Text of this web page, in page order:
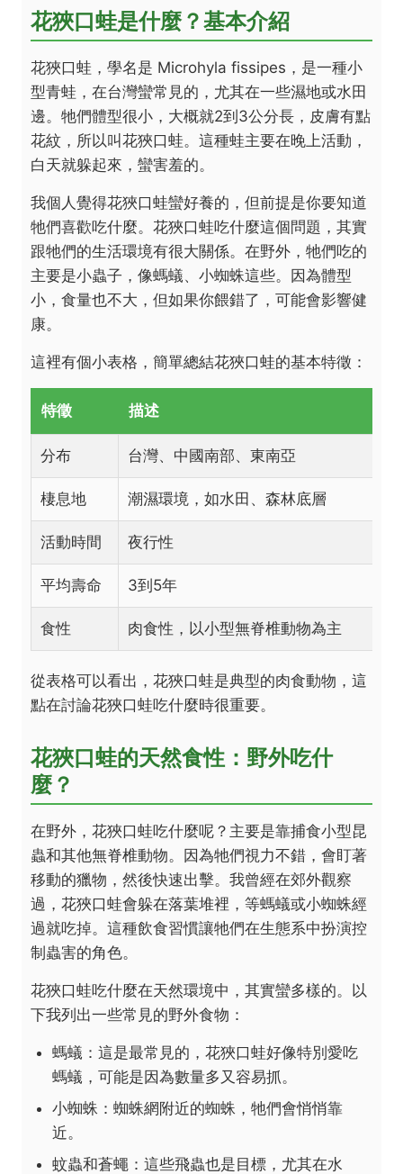
花狹口蛙是什麼？基本介紹
花狹口蛙，學名是 Microhyla fissipes，是一種小
型青蛙，在台灣蠻常見的，尤其在一些濕地或水田
邊。牠們體型很小，大概就2到3公分長，皮膚有點
花紋，所以叫花狹口蛙。這種蛙主要在晚上活動，
白天就躲起來，蠻害羞的。
我個人覺得花狹口蛙蠻好養的，但前提是你要知道
牠們喜歡吃什麼。花狹口蛙吃什麼這個問題，其實
跟牠們的生活環境有很大關係。在野外，牠們吃的
主要是小蟲子，像螞蟻、小蜘蛛這些。因為體型
小，食量也不大，但如果你餵錯了，可能會影響健
康。
這裡有個小表格，簡單總結花狹口蛙的基本特徵：
特徵 描述
分布 台灣、中國南部、東南亞
棲息地 潮濕環境，如水田、森林底層
活動時間 夜行性
平均壽命 3到5年
食性 肉食性，以小型無脊椎動物為主
從表格可以看出，花狹口蛙是典型的肉食動物，這
點在討論花狹口蛙吃什麼時很重要。
花狹口蛙的天然食性：野外吃什
麼？
在野外，花狹口蛙吃什麼呢？主要是靠捕食小型昆
蟲和其他無脊椎動物。因為牠們視力不錯，會盯著
移動的獵物，然後快速出擊。我曾經在郊外觀察
過，花狹口蛙會躲在落葉堆裡，等螞蟻或小蜘蛛經
過就吃掉。這種飲食習慣讓牠們在生態系中扮演控
制蟲害的角色。
花狹口蛙吃什麼在天然環境中，其實蠻多樣的。以
下我列出一些常見的野外食物：
螞蟻：這是最常見的，花狹口蛙好像特別愛吃
螞蟻，可能是因為數量多又容易抓。
小蜘蛛：蜘蛛網附近的蜘蛛，牠們會悄悄靠
近。
蚊蟲和蒼蠅：這些飛蟲也是目標，尤其在水